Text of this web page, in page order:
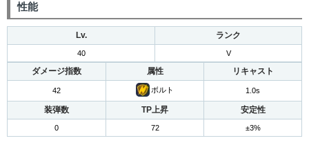
性能
Lv. ランク
40 V
ダメージ指数 属性 リキャスト
42 ボルト 1.0s
装弾数 TP上昇 安定性
0 72 ±3%